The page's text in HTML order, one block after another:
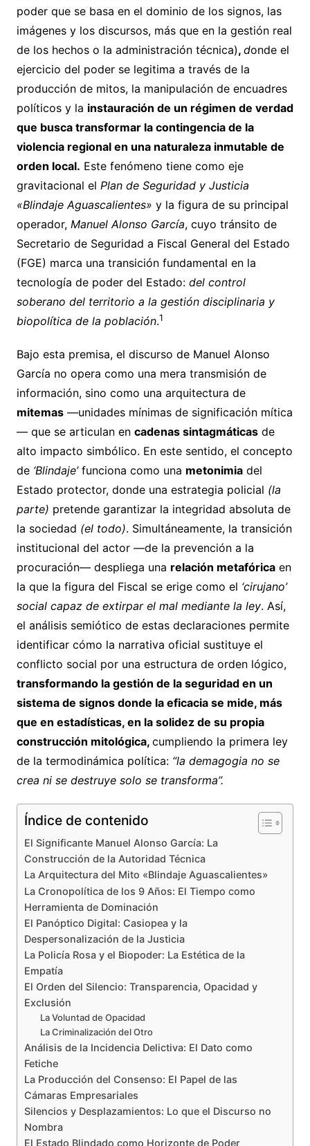
poder que se basa en el dominio de los signos, las
imágenes y los discursos, más que en la gestión real
de los hechos o la administración técnica), donde el
ejercicio del poder se legitima a través de la
producción de mitos, la manipulación de encuadres
políticos y la instauración de un régimen de verdad
que busca transformar la contingencia de la
violencia regional en una naturaleza inmutable de
orden local. Este fenómeno tiene como eje
gravitacional el Plan de Seguridad y Justicia
«Blindaje Aguascalientes» y la figura de su principal
operador, Manuel Alonso García, cuyo tránsito de
Secretario de Seguridad a Fiscal General del Estado
(FGE) marca una transición fundamental en la
tecnología de poder del Estado: del control
soberano del territorio a la gestión disciplinaria y
biopolítica de la población.1
Bajo esta premisa, el discurso de Manuel Alonso
García no opera como una mera transmisión de
información, sino como una arquitectura de
mitemas—unidades mínimas de significación mítica
— que se articulan en cadenas sintagmáticasde
alto impacto simbólico. En este sentido, el concepto
de ‘Blindaje’funciona como una metonimiadel
Estado protector, donde una estrategia policial (la
parte) pretende garantizar la integridad absoluta de
la sociedad (el todo). Simultáneamente, la transición
institucional del actor —de la prevención a la
procuración— despliega una relación metafóricaen
la que la figura del Fiscal se erige como el ‘cirujano’
social capaz de extirpar el mal mediante la ley. Así,
el análisis semiótico de estas declaraciones permite
identificar cómo la narrativa oficial sustituye el
conflicto social por una estructura de orden lógico,
transformando la gestión de la seguridad en un
sistema de signos donde la eficacia se mide, más
que en estadísticas, en la solidez de su propia
construcción mitológica, cumpliendo la primera ley
de la termodinámica política: “la demagogia no se
crea ni se destruye solo se transforma”.
Índice de contenido
El Significante Manuel Alonso García: La
Construcción de la Autoridad Técnica
La Arquitectura del Mito «Blindaje Aguascalientes»
La Cronopolítica de los 9 Años: El Tiempo como
Herramienta de Dominación
El Panóptico Digital: Casiopea y la
Despersonalización de la Justicia
La Policía Rosa y el Biopoder: La Estética de la
Empatía
El Orden del Silencio: Transparencia, Opacidad y
Exclusión
La Voluntad de Opacidad
La Criminalización del Otro
Análisis de la Incidencia Delictiva: El Dato como
Fetiche
La Producción del Consenso: El Papel de las
Cámaras Empresariales
Silencios y Desplazamientos: Lo que el Discurso no
Nombra
El Estado Blindado como Horizonte de Poder